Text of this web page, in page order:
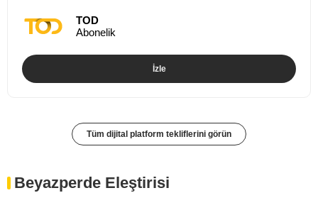
TOD
Abonelik
İzle
Tüm dijital platform tekliflerini görün
Beyazperde Eleştirisi